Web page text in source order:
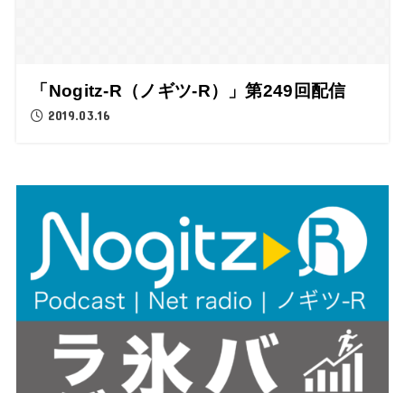
「Nogitz-R（ノギツ-R）」第249回配信
2019.03.16